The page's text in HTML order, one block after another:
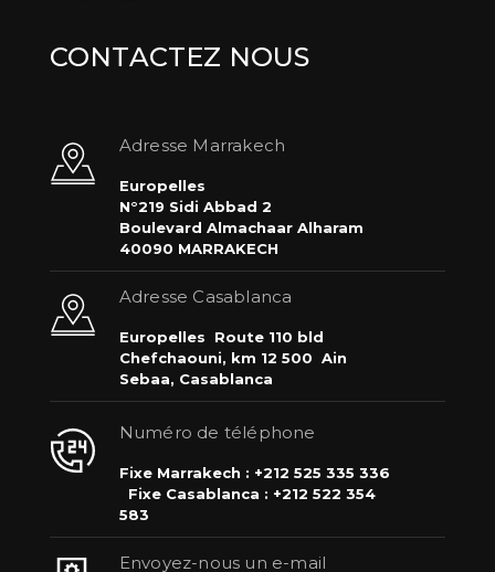
CONTACTEZ NOUS
Adresse Marrakech
Europelles
N°219 Sidi Abbad 2
Boulevard Almachaar Alharam
40090 MARRAKECH
Adresse Casablanca
Europelles
Route 110 bld
Chefchaouni, km 12 500 Ain
Sebaa, Casablanca
Numéro de téléphone
Fixe Marrakech : +212 525 335 336
Fixe Casablanca : +212 522 354
583
Envoyez-nous un e-mail